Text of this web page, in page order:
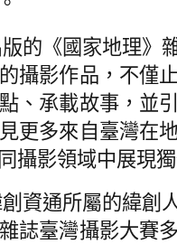
的《國家地理》
攝影作品，不僅
、承載故事，並
更多來自臺灣在
攝影領域中展現
資通所屬的緯創
雜誌臺灣攝影大賽